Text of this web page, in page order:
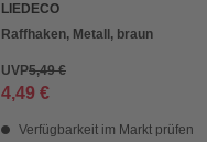
LIEDECO
Raffhaken, Metall, braun
UVP5,49 €
4,49 €
Verfügbarkeit im Markt prüfen